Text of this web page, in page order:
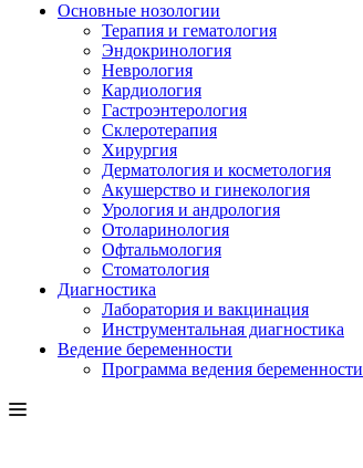
Основные нозологии
Терапия и гематология
Эндокринология
Неврология
Кардиология
Гастроэнтерология
Склеротерапия
Хирургия
Дерматология и косметология
Акушерство и гинекология
Урология и андрология
Отоларинология
Офтальмология
Стоматология
Диагностика
Лаборатория и вакцинация
Инструментальная диагностика
Ведение беременности
Программа ведения беременности